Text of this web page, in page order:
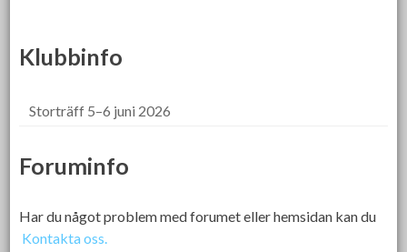
Klubbinfo
Storträff 5–6 juni 2026
Foruminfo
Har du något problem med forumet eller hemsidan kan du
Kontakta oss.